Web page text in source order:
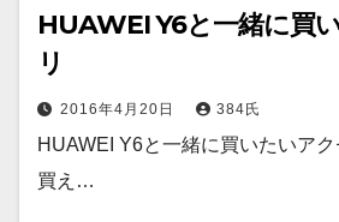
HUAWEI Y6と一緒に買
リ
2016年4月20日 384氏
HUAWEI Y6と一緒に買いたいア
買え…